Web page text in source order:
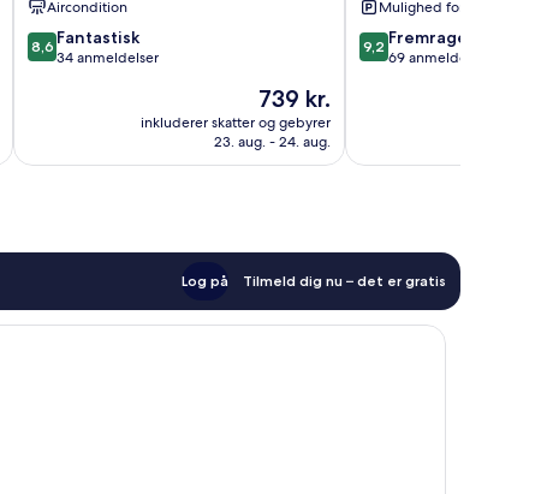
Aircondition
8.6
ud
anmeldelser
8,6 Fantastisk
34 anmeldelser
Prisen
er
739 kr.
739 kr.
inkluderer skatter og gebyrer
23. aug. - 24. aug.
Mulighed for parkering
9.2
ud
anmeldelser
9,2 Fremragende
69 anmeldelser
Log på Tilmeld dig nu – det er gratis